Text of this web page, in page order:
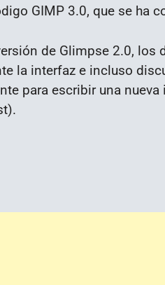
GIMP 3.0, que se ha
de Glimpse 2.0,
la interfaz e incluso
para escribir una